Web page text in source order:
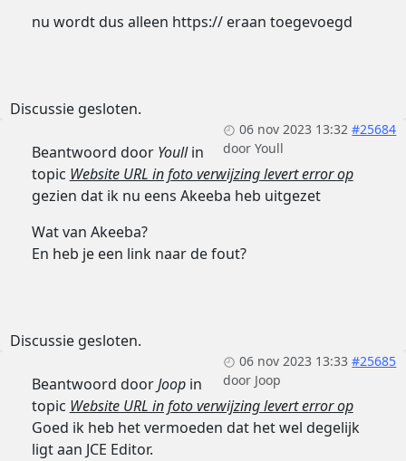
nu wordt dus alleen https:// eraan toegevoegd
Discussie gesloten.
06 nov 2023 13:32 #25684
doorYoull
Beantwoord door Youllin
topic Website URL in foto verwijzing levert error op
gezien dat ik nu eens Akeeba heb uitgezet
Wat van Akeeba?
En heb je een link naar de fout?
Discussie gesloten.
06 nov 2023 13:33 #25685
door Joop
Beantwoord doorJoopin
topic Website URL in foto verwijzing levert error op
Goed ik heb het vermoeden dat het wel degelijk
ligt aan JCE Editor.